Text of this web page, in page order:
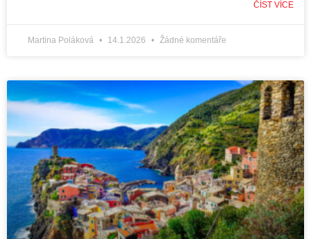
ČÍST VÍCE
Martina Poláková 14.1.2026 Žádné komentáře